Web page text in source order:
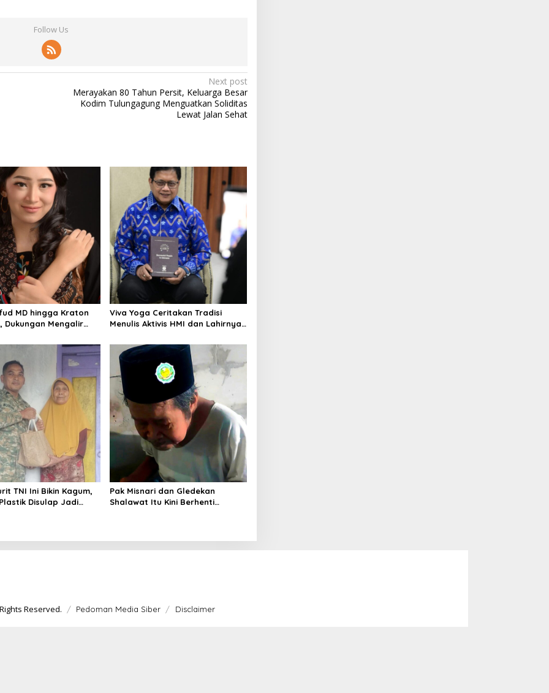
Follow Us
Next post
Merayakan 80 Tahun Persit, Keluarga Besar
Kodim Tulungagung Menguatkan Soliditas
Lewat Jalan Sehat
MD hingga Kraton
Dukungan Mengalir
Timur
Viva Yoga Ceritakan Tradisi
Menulis Aktivis HMI dan Lahirnya
TNI Ini Bikin Kagum,
Disulap Jadi
Pak Misnari dan Gledekan
Shalawat Itu Kini Berhenti
Reserved. Pedoman Media Siber Disclaimer